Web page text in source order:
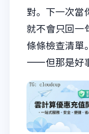
對。下一次當
就不會只回一
條條檢查清單
——但那是好